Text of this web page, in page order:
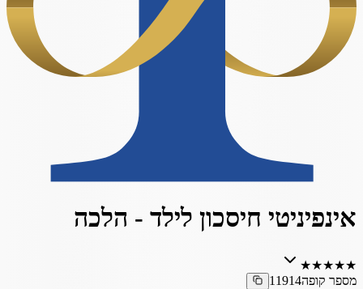
אינפיניטי חיסכון לילד - הלכה
★
★
★
★
★
מספר קופה11914